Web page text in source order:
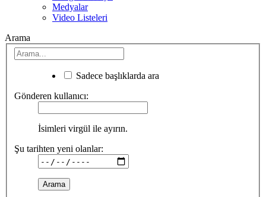
Medyalar
Video Listeleri
Arama
Sadece başlıklarda ara
Gönderen kullanıcı:
İsimleri virgül ile ayırın.
Şu tarihten yeni olanlar: